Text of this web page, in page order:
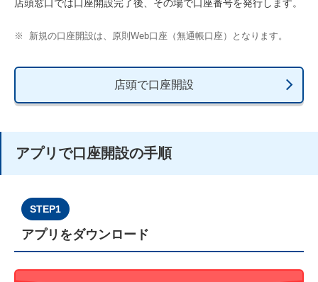
店頭窓口では口座開設完了後、その場で口座番号を発行します。
※ 新規の口座開設は、原則Web口座（無通帳口座）となります。
店頭で口座開設
アプリで口座開設の手順
STEP1
アプリをダウンロード